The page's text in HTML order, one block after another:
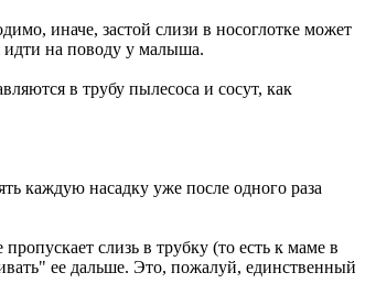
иначе, застой слизи в носоглотке может
идти на поводу у малыша.
в трубу пылесоса и сосут, как
каждую насадку уже после одного раза
слизь в трубку (то есть к маме в
ее дальше. Это, пожалуй, единственный